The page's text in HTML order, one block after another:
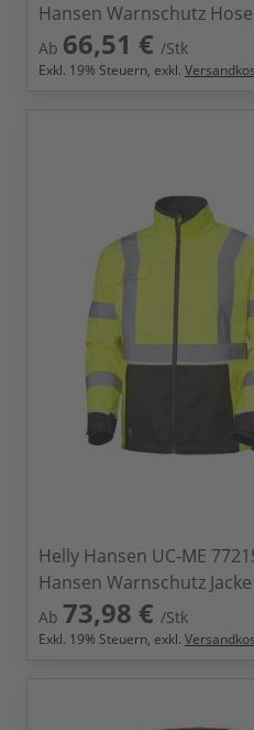
Hansen Warnschutz
Ab 66,51 € /Stk
Exkl. 19% Steuern, exkl.
Helly Hansen UC-ME
Hansen Warnschutz
Ab 73,98 € /Stk
Exkl. 19% Steuern, exkl.